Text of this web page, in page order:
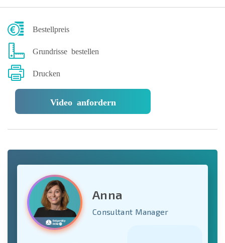
Bestellpreis
Grundrisse bestellen
Drucken
Video anfordern
Anna
Consultant Manager